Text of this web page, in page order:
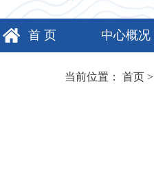
首 页 中心概况
当前位置： 首页>